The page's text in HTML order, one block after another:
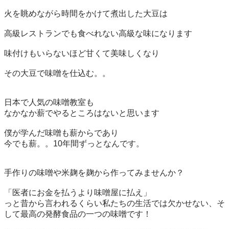
火を眺めながら時間をかけて煮出した大豆は
高級レストランでも食べれない高級な味になります
味付けもいらないほど甘くて美味しくなり
その大豆で味噌を仕込む。。
日本で人気の味噌教室も
なかなか薪でやるところはないと思います
僕が学んだ味噌も薪からであり
今でも薪。。10年間ずっとなんです。
手作りの味噌や米麹を麹から作ってみませんか？
「医者にお金を払うより味噌屋に払え」
っと昔から言われるくらい私たちの生活では欠かせない、そ
して最高の発酵食品の一つの味噌です！